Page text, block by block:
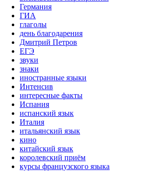
Германия
ГИА
глаголы
день благодарения
Дмитрий Петров
ЕГЭ
звуки
знаки
иностранные языки
Интенсив
интересные факты
Испания
испанский язык
Италия
итальянский язык
кино
китайский язык
королевский приём
курсы французского языка